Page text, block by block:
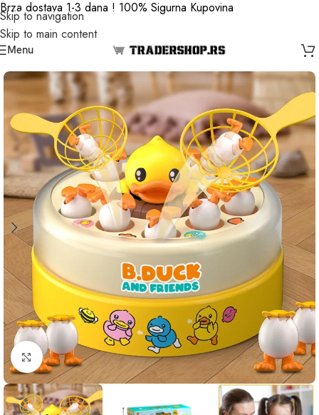
Skip to navigation
Skip to main content
Brza dostava 1-3 dana ! 100% Sigurna Kupovina
Menu
Click to enlarge